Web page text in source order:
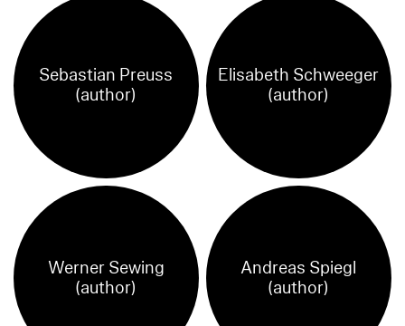
Sebastian Preuss
(author)
Elisabeth Schweeger
(author)
Werner Sewing
(author)
Andreas Spiegl
(author)